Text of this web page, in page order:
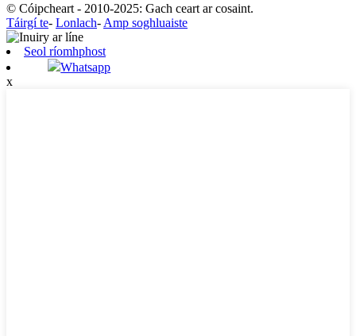
© Cóipcheart - 2010-2025: Gach ceart ar cosaint.
Táirgí te- Lonlach- Amp soghluaiste
Seol ríomhphost
Whatsapp
x